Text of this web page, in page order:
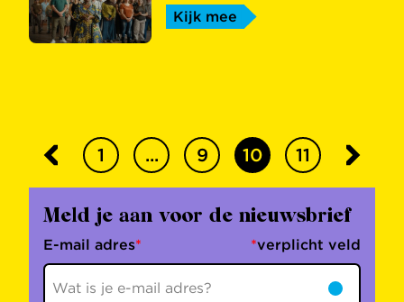
Kijk mee
1 ... 9 10 11
Meld je aan voor de nieuwsbrief
E-mail adres* *verplicht veld